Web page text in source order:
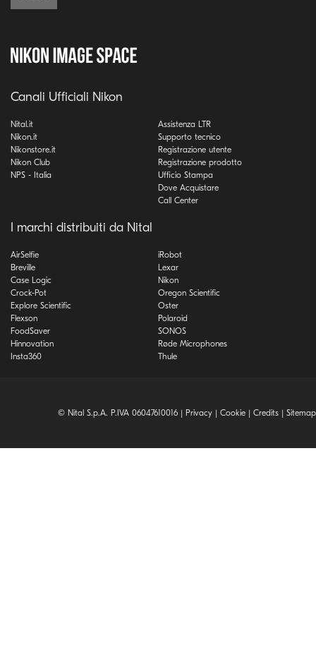
Canali Ufficiali Nikon
Nital.it
Nikon.it
Nikonstore.it
Nikon Club
NPS - Italia
Assistenza LTR
Supporto tecnico
Registrazione utente
Registrazione prodotto
Ufficio Stampa
Dove Acquistare
Call Center
I marchi distribuiti da Nital
AirSelfie
Breville
Case Logic
Crock-Pot
Explore Scientific
Flexson
FoodSaver
Hinnovation
Insta360
iRobot
Lexar
Nikon
Oregon Scientific
Oster
Polaroid
SONOS
Røde Microphones
Thule
© Nital S.p.A. P.IVA 06047610016 | Privacy | Cookie | Credits | Sitemap